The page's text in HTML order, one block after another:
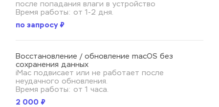
после попадания влаги в устройство
Время работы: от 1-2 дня.
по запросу ₽
Восстановление / обновление macOS без
сохранения данных
iMac подвисает или не работает после
неудачного обновления.
Время работы: от 1 часа.
2 000 ₽